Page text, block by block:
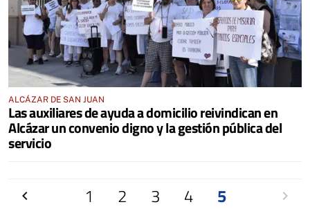
ALCÁZAR DE SAN JUAN
Las auxiliares de ayuda a domicilio reivindican en
Alcázar un convenio digno y la gestión pública del
servicio
1 2 3 4 5